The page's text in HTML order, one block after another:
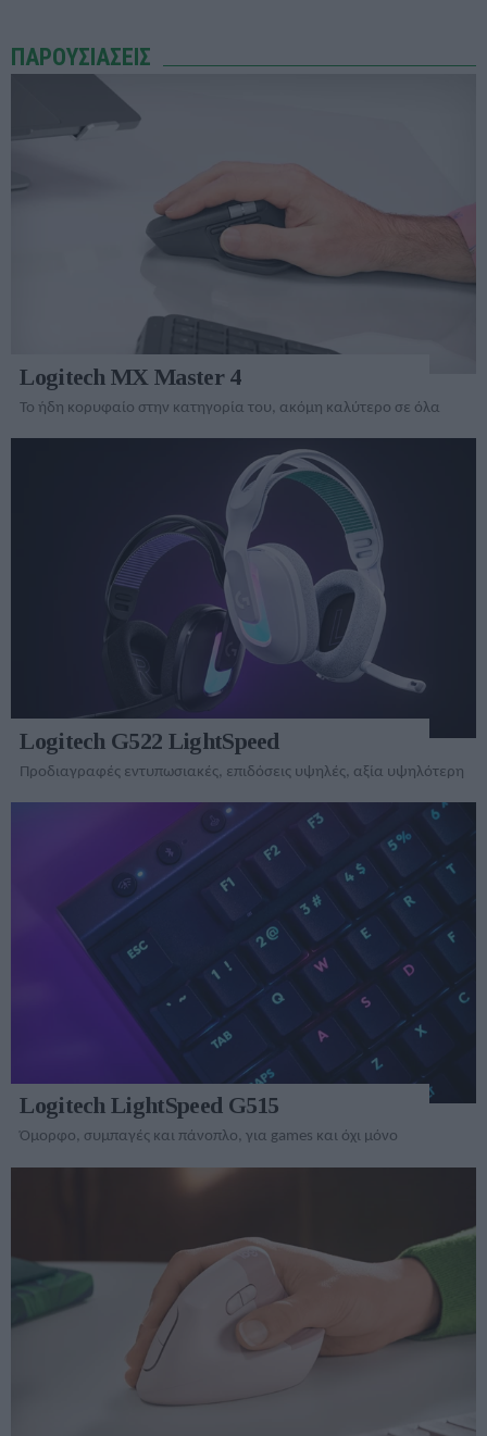
ΠΑΡΟΥΣΙΑΣΕΙΣ
Logitech MX Master 4
To ήδη κορυφαίο στην κατηγορία του, ακόμη καλύτερο σε όλα
Logitech G522 LightSpeed
Προδιαγραφές εντυπωσιακές, επιδόσεις υψηλές, αξία υψηλότερη
Logitech LightSpeed G515
Όμορφο, συμπαγές και πάνοπλο, για games και όχι μόνο